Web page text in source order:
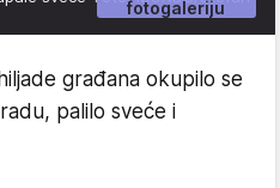
fotogaleriju
građana okupilo se
palilo sveće i